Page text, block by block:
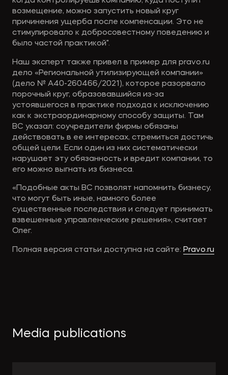
возмещение, можно запустить новый круг
причинения ущерба после компенсации. Это не
стимулировало к добросовестному поведению и
было частой практикой".
Наш эксперт также привел в пример для pravo.ru
дело «Региональной утилизирующей компании»
(дело № А40-260466/2021), которое разорвало
порочный круг, образовавшийся из-за
устоявшегося в практике подхода к исключению
как к экстраординарному способу защиты. Там
ВС указал: соучредители фирмы обязаны
действовать в ее интересах, стремиться достичь
общей цели. Если один из них систематически
нарушает эту обязанность и вредит компании, то
его можно выгнать из бизнеса.
«Подобные акты ВС позволят напомнить бизнесу,
что могут быть иные, намного более
существенные последствия и следует принимать
взвешенные управленческие решения», считает
Олег.
Полная версия статьи доступна на сайте: Pravo.ru
Media publications